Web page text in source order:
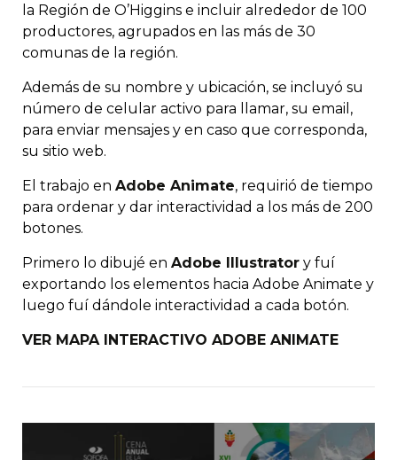
la Región de O’Higgins e incluir alrededor de 100
productores, agrupados en las más de 30
comunas de la región.
Además de su nombre y ubicación, se incluyó su
número de celular activo para llamar, su email,
para enviar mensajes y en caso que corresponda,
su sitio web.
El trabajo en Adobe Animate, requirió de tiempo
para ordenar y dar interactividad a los más de 200
botones.
Primero lo dibujé en Adobe Illustrator y fuí
exportando los elementos hacia Adobe Animate y
luego fuí dándole interactividad a cada botón.
VER MAPA INTERACTIVO ADOBE ANIMATE